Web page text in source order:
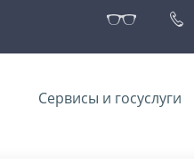
Сервисы и госуслуги